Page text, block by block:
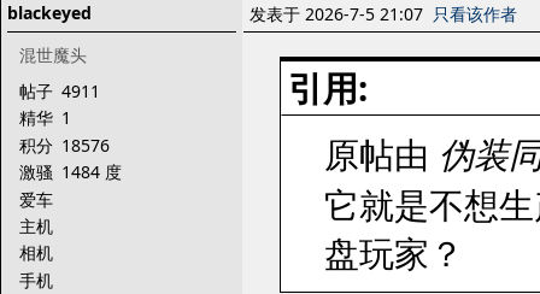
blackeyed
混世魔头
帖子 4911
精华 1
积分 18576
激骚 1484 度
爱车
主机
相机
手机
发表于 2026-7-5 21:07 只看该作者
引用:
原帖由 伪装
它就是不想
盘玩家？